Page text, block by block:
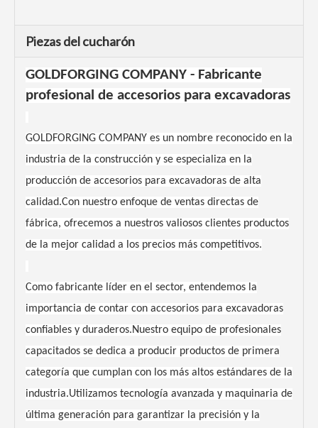
Piezas del cucharón
GOLDFORGING COMPANY - Fabricante
profesional de accesorios para excavadoras
GOLDFORGING COMPANY es un nombre reconocido en la
industria de la construcción y se especializa en la
producción de accesorios para excavadoras de alta
calidad.Con nuestro enfoque de ventas directas de
fábrica, ofrecemos a nuestros valiosos clientes productos
de la mejor calidad a los precios más competitivos.
Como fabricante líder en el sector, entendemos la
importancia de contar con accesorios para excavadoras
confiables y duraderos.Nuestro equipo de profesionales
capacitados se dedica a producir productos de primera
categoría que cumplan con los más altos estándares de la
industria.Utilizamos tecnología avanzada y maquinaria de
última generación para garantizar la precisión y la